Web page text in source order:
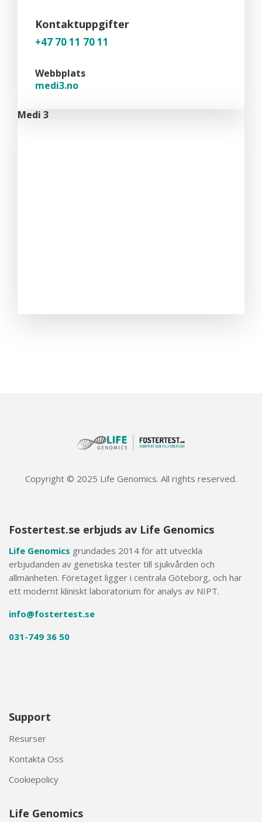
Kontaktuppgifter
+47 70 11 70 11
Webbplats
medi3.no
Medi 3
Copyright © 2025 Life Genomics. All rights reserved.
Fostertest.se erbjuds av Life Genomics
Life Genomics grundades 2014 för att utveckla
erbjudanden av genetiska tester till sjukvården och
allmänheten. Företaget ligger i centrala Göteborg, och har
ett modernt kliniskt laboratorium för analys av NIPT.
info@fostertest.se
031-749 36 50
Support
Resurser
Kontakta Oss
Cookiepolicy
Life Genomics